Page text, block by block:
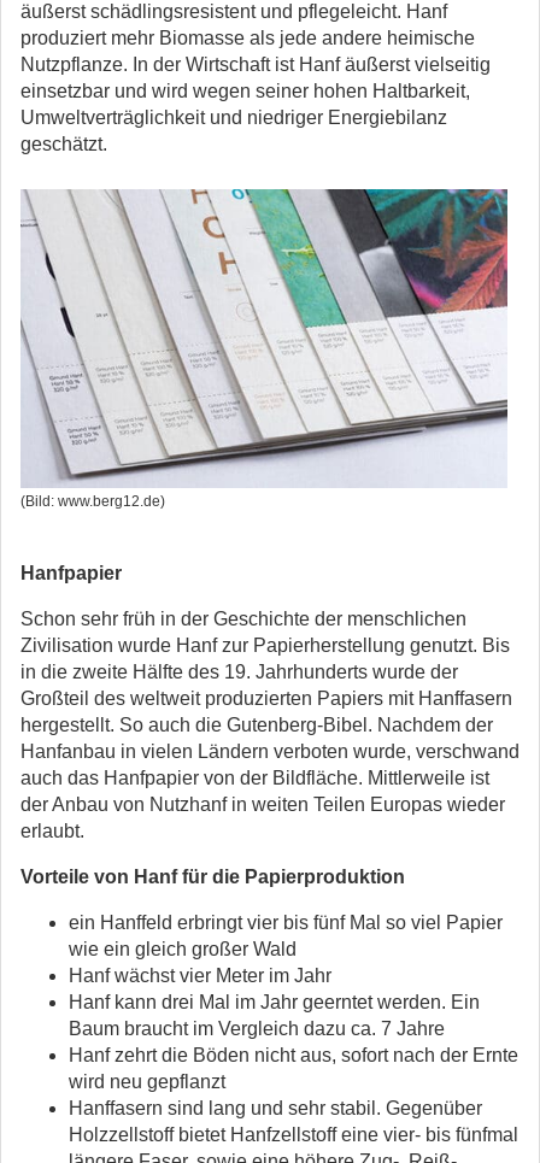
äußerst schädlingsresistent und pflegeleicht. Hanf
produziert mehr Biomasse als jede andere heimische
Nutzpflanze. In der Wirtschaft ist Hanf äußerst vielseitig
einsetzbar und wird wegen seiner hohen Haltbarkeit,
Umweltverträglichkeit und niedriger Energiebilanz
geschätzt.
(Bild: www.berg12.de)
Hanfpapier
Schon sehr früh in der Geschichte der menschlichen
Zivilisation wurde Hanf zur Papierherstellung genutzt. Bis
in die zweite Hälfte des 19. Jahrhunderts wurde der
Großteil des weltweit produzierten Papiers mit Hanffasern
hergestellt. So auch die Gutenberg-Bibel. Nachdem der
Hanfanbau in vielen Ländern verboten wurde, verschwand
auch das Hanfpapier von der Bildfläche. Mittlerweile ist
der Anbau von Nutzhanf in weiten Teilen Europas wieder
erlaubt.
Vorteile von Hanf für die Papierproduktion
ein Hanffeld erbringt vier bis fünf Mal so viel Papier
wie ein gleich großer Wald
Hanf wächst vier Meter im Jahr
Hanf kann drei Mal im Jahr geerntet werden. Ein
Baum braucht im Vergleich dazu ca. 7 Jahre
Hanf zehrt die Böden nicht aus, sofort nach der Ernte
wird neu gepflanzt
Hanffasern sind lang und sehr stabil. Gegenüber
Holzzellstoff bietet Hanfzellstoff eine vier- bis fünfmal